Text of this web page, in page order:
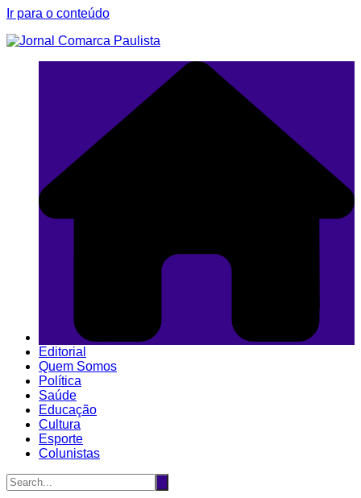
Ir para o conteúdo
Editorial
Quem Somos
Política
Saúde
Educação
Cultura
Esporte
Colunistas